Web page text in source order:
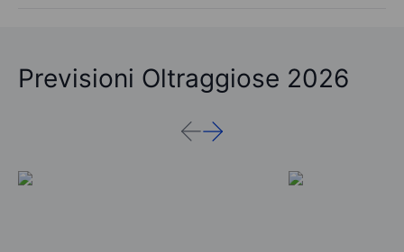
Previsioni Oltraggiose 2026